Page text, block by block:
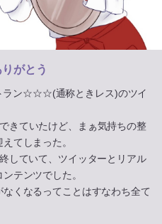
がとう
ラン☆☆☆(通称ときレス)のツイ
きていたけど、まぁ気持ちの整
てしまった。
していて、ツイッターとリアル
テンツでした。
くなるってことはすなわち全て